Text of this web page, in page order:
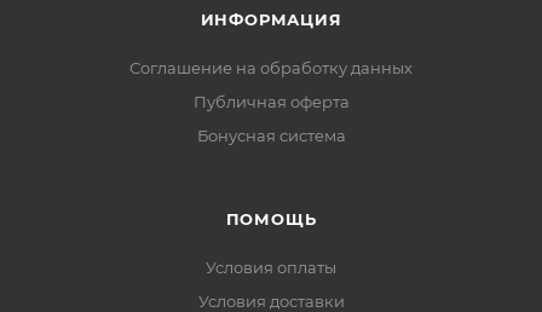
ИНФОРМАЦИЯ
Соглашение на обработку данных
Публичная оферта
Бонусная система
ПОМОЩЬ
Условия оплаты
Условия доставки